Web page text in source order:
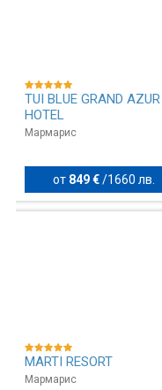
TUI BLUE GRAND AZUR
HOTEL
Мармарис
от 849 € / 1660 лв.
MARTI RESORT
Мармарис